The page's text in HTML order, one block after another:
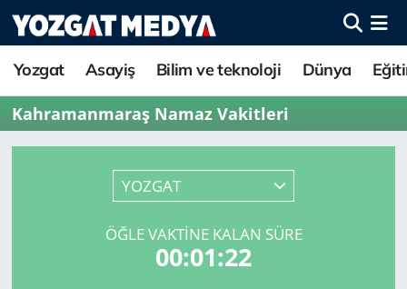
Yozgat Asayiş Bilim ve teknoloji Dünya
Kahramanmaraş Namaz Vakitleri
YOZGAT
ÖĞLE VAKTINE KALAN SÜRE
00:01:22